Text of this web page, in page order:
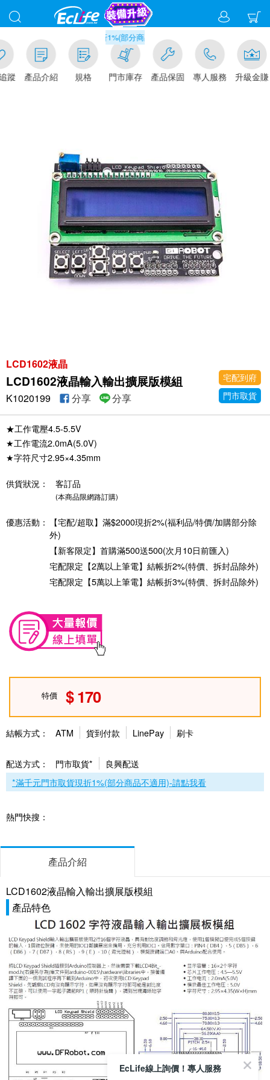
蹤 產品介紹 規格
滿千元門市取貨現折1%(部分商品不適用)-請點我看
門市庫存 產品保固 專人服務 升級金賺
LCD1602液晶
LCD1602液晶輸入輸出擴展版模組
宅配到府
門市取貨
K1020199 分享 分享
★工作電壓4.5-5.5V
★工作電流2.0mA(5.0V)
★字符尺寸2.95×4.35mm
供貨狀況： 客訂品
(本商品限網路訂購)
優惠活動：
【宅配/超取】滿$2000現折2%(福利品/特價/加購部分除
外)
【新客限定】首購滿500送500(次月10日前匯入)
宅配限定【2萬以上筆電】結帳折2%(特價、拆封品除外)
宅配限定【5萬以上筆電】結帳折3%(特價、拆封品除外)
特價 170
結帳方式： ATM 貨到付款 LinePay 刷卡
配送方式： 門市取貨*
良興配送
*滿千元門市取貨現折1%(部分商品不適用)-請點我看
熱門快搜：
產品介紹
LCD1602液晶輸入輸出擴展版模組
產品特色
EcLife線上詢價！專人服務